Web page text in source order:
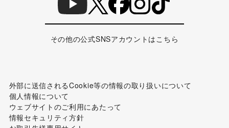
その他の公式SNSアカウントはこちら
外部に送信されるCookie等の情報の取り扱いについて
個人情報について
ウェブサイトのご利用にあたって
情報セキュリティ方針